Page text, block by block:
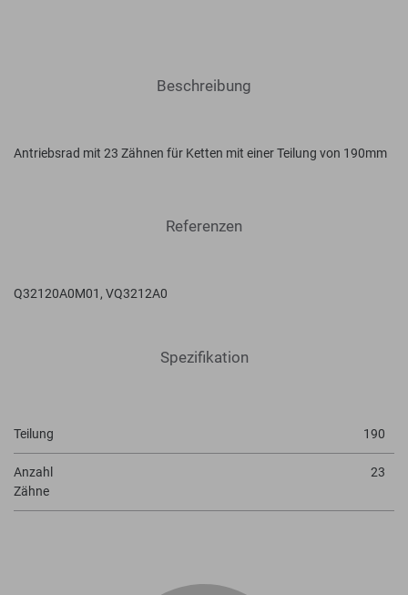
Beschreibung
Antriebsrad mit 23 Zähnen für Ketten mit einer Teilung von 190mm
Referenzen
Q32120A0M01, VQ3212A0
Spezifikation
Teilung 190
Anzahl
Zähne
23